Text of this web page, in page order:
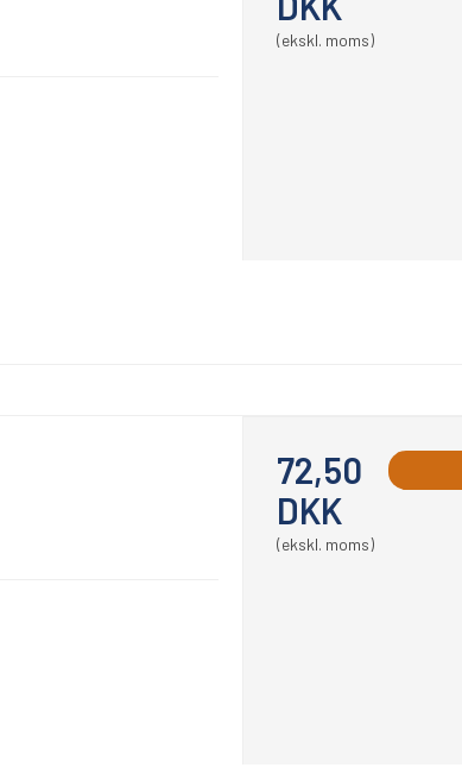
(ekskl. moms)
72,50
DKK
(ekskl. moms)